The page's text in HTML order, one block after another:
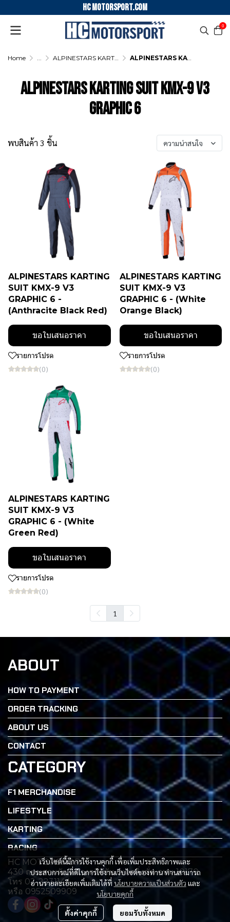
HC motorsport.COM
0
Home ... ALPINESTARS KARTING SUIT ALPINESTARS KARTING SUIT KMX-9 V3 GRAPHIC 6
ALPINESTARS KARTING SUIT KMX-9 V3
GRAPHIC 6
พบสินค้า 3 ชิ้น ความน่าสนใจ
ALPINESTARS KARTING
SUIT KMX-9 V3
GRAPHIC 6 -
(Anthracite Black Red)
ขอใบเสนอราคา
รายการโปรด
(0)
ALPINESTARS KARTING
SUIT KMX-9 V3
GRAPHIC 6 - (White
Orange Black)
ขอใบเสนอราคา
รายการโปรด
(0)
ALPINESTARS KARTING
SUIT KMX-9 V3
GRAPHIC 6 - (White
Green Red)
ขอใบเสนอราคา
รายการโปรด
(0)
1
เว็บไซต์นี้มีการใช้งานคุกกี้ เพื่อเพิ่มประสิทธิภาพและ
ประสบการณ์ที่ดีในการใช้งานเว็บไซต์ของท่าน ท่านสามารถ
อ่านรายละเอียดเพิ่มเติมได้ที่ นโยบายความเป็นส่วนตัว และ
นโยบายคุกกี้
ตั้งค่าคุกกี้ ยอมรับทั้งหมด
ABOUT
HOW TO PAYMENT
ORDER TRACKING
ABOUT US
CONTACT
CATEGORY
F1 MERCHANDISE
LIFESTYLE
KARTING
RACING
HC MOTORSPORT
430 ถนนสวนผัก เเขวงตลิ่งซัน เขตตลิ่งซั่น กทม 10170
โทร 02-2231144
หรือ 0952509909